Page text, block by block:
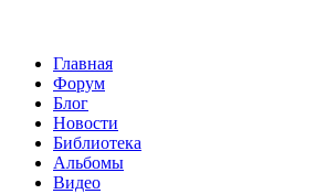
Главная
Форум
Блог
Новости
Библиотека
Альбомы
Видео